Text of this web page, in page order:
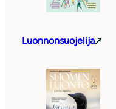
Luonnonsuojelija